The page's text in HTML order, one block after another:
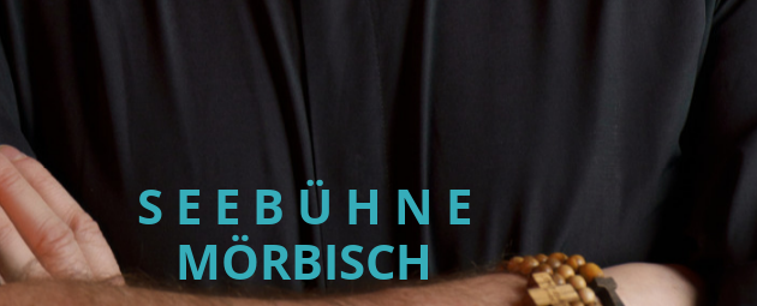
S E E B Ü H N E
MÖRBISCH